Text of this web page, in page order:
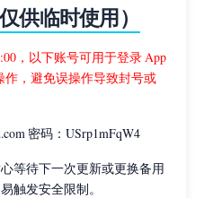
供临时使用）
，以下账号可用于登录 App
作，避免误操作导致封号或
密码：USrp1mFqW4
等待下一次更新或更换备用
触发安全限制。